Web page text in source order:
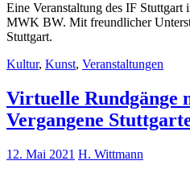
Eine Veranstaltung des IF Stuttgart
MWK BW. Mit freundlicher
Stuttgart.
Kultur, Kunst, Veranstaltungen
Virtuelle Rundgänge
Vergangene
12. Mai 2021 H. Wittmann